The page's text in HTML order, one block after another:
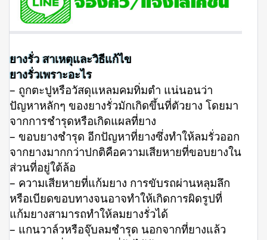
ยางรั่ว สาเหตุและวิธีแก้ไข
ยางรั่วเพราะอะไร
– ถูกตะปูหรือวัสดุแหลมคมทิ่มตำ แน่นอนว่า
ปัญหาหลักๆ ของยางรั่วมักเกิดขึ้นที่ตัวยาง โดยมา
จากการชำรุดหรือเกิดแผลที่ยาง
– ขอบยางชำรุด อีกปัญหาที่ยางซึ่งทำให้ลมรั่วออก
จากยางมากกว่าปกติคือความเสียหายที่ขอบยางใน
ส่วนที่อยู่ใต้ล้อ
– ความเสียหายที่แก้มยาง การขับรถผ่านหลุมลึก
หรือเบียดขอบทางจนอาจทำให้เกิดการผิดรูปที่
แก้มยางสามารถทำให้ลมยางรั่วได้
– แกนวาล์วหรือจุ๊บลมชำรุด นอกจากที่ยางแล้ว